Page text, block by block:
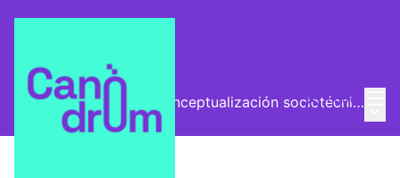
EntraEl Vector (vector de conceptualización sociotécnica)
Encuentros